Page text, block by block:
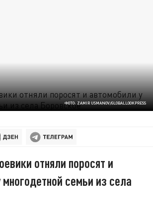
ФОТО: ZAMIR USMANOV/GLOBALLOOKPRESS
отняли поросят и
семьи из села